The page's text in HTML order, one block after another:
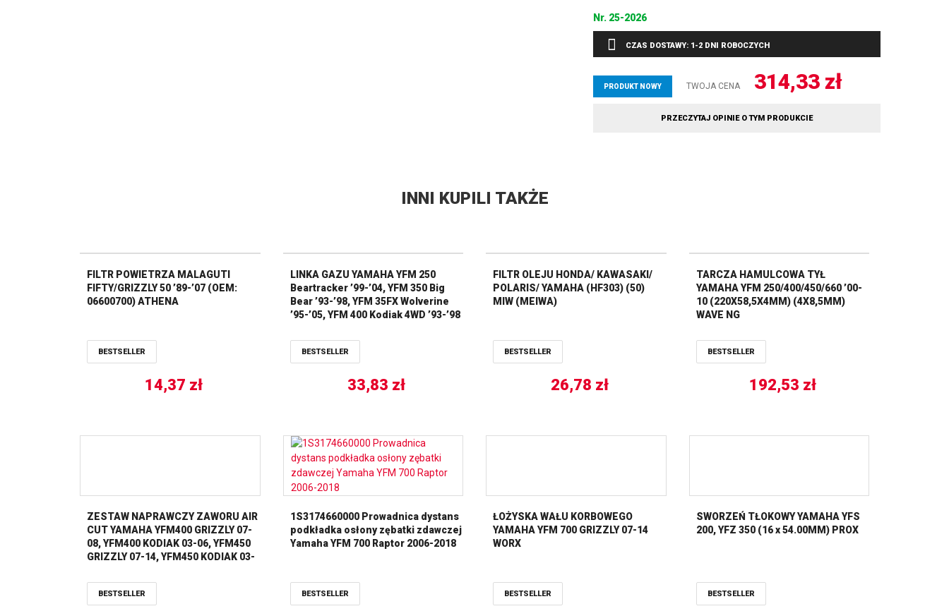
Nr. 25-2026
CZAS DOSTAWY: 1-2 DNI ROBOCZYCH
PRODUKT NOWY TWOJA CENA 314,33 zł
PRZECZYTAJ OPINIE O TYM PRODUKCIE
INNI KUPILI TAKŻE
FILTR POWIETRZA MALAGUTI
FIFTY/GRIZZLY 50 ’89-’07 (OEM:
06600700) ATHENA
BESTSELLER
14,37 zł
LINKA GAZU YAMAHA YFM 250
Beartracker ’99-’04, YFM 350 Big
Bear ’93-’98, YFM 35FX Wolverine
’95-’05, YFM 400 Kodiak 4WD ’93-’98
BESTSELLER
33,83 zł
FILTR OLEJU HONDA/ KAWASAKI/
POLARIS/ YAMAHA (HF303) (50)
MIW (MEIWA)
BESTSELLER
26,78 zł
TARCZA HAMULCOWA TYŁ
YAMAHA YFM 250/400/450/660 ’00-
10 (220X58,5X4MM) (4X8,5MM)
WAVE NG
BESTSELLER
192,53 zł
ZESTAW NAPRAWCZY ZAWORU AIR
CUT YAMAHA YFM400 GRIZZLY 07-
08, YFM400 KODIAK 03-06, YFM450
GRIZZLY 07-14, YFM450 KODIAK 03-
BESTSELLER
1S3174660000 Prowadnica dystans
podkładka osłony zębatki zdawczej
Yamaha YFM 700 Raptor 2006-2018
BESTSELLER
ŁOŻYSKA WAŁU KORBOWEGO
YAMAHA YFM 700 GRIZZLY 07-14
WORX
BESTSELLER
SWORZEŃ TŁOKOWY YAMAHA YFS
200, YFZ 350 (16 x 54.00MM) PROX
BESTSELLER